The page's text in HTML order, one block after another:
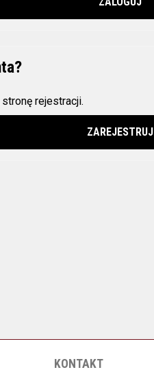
rejestracji.
ZAREJESTRUJ
KONTAKT